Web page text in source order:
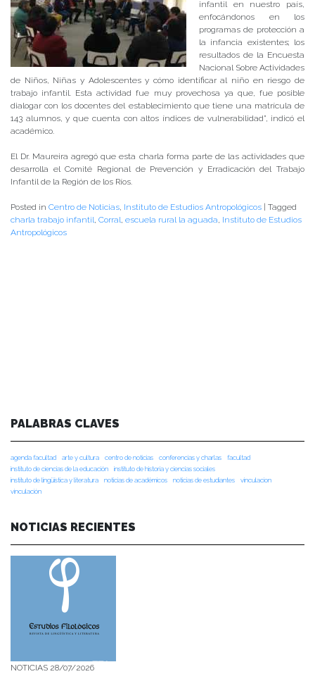
infantil en nuestro país,
enfocándonos en los
programas de protección a
la infancia existentes; los
resultados de la Encuesta
Nacional Sobre Actividades
de Niños, Niñas y Adolescentes y cómo identificar al niño en riesgo de
trabajo infantil. Esta actividad fue muy provechosa ya que, fue posible
dialogar con los docentes del establecimiento que tiene una matrícula de
143 alumnos, y que cuenta con altos índices de vulnerabilidad”, indicó el
académico.
El Dr. Maureira agregó que esta charla forma parte de las actividades que
desarrolla el Comité Regional de Prevención y Erradicación del Trabajo
Infantil de la Región de los Ríos.
Posted in Centro de Noticias, Instituto de Estudios Antropológicos
Tagged
charla trabajo infantil, Corral, escuela rural la aguada, Instituto de Estudios
Antropológicos
PALABRAS CLAVES
agenda facultad arte y cultura centro de noticias conferencias y charlas
facultad
instituto de ciencias de la educación
instituto de historia y ciencias sociales
instituto de lingüística y literatura
noticias de académicos noticias de estudiantes
vinculacion
vinculación
NOTICIAS RECIENTES
NOTICIAS 28/07/2026